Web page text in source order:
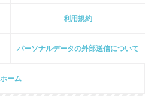
利用規約
パーソナルデータの外部送信について
ホーム